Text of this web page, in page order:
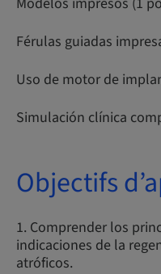
Férulas guiadas
Uso de motor de
Simulación clínica
Objectifs
1. Comprender los
indicaciones de la
atróficos.